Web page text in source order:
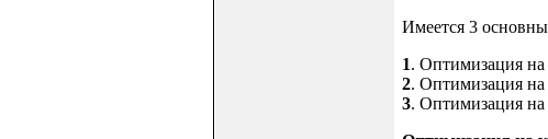
Имеется 3
1. Оптимизация на
2. Оптимизация на
3. Оптимизация на